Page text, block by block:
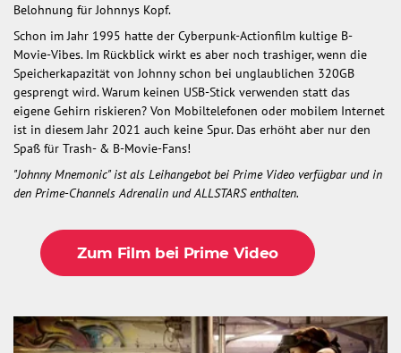
Belohnung für Johnnys Kopf.
Schon im Jahr 1995 hatte der Cyberpunk-Actionfilm kultige B-
Movie-Vibes. Im Rückblick wirkt es aber noch trashiger, wenn die
Speicherkapazität von Johnny schon bei unglaublichen 320GB
gesprengt wird. Warum keinen USB-Stick verwenden statt das
eigene Gehirn riskieren? Von Mobiltelefonen oder mobilem Internet
ist in diesem Jahr 2021 auch keine Spur. Das erhöht aber nur den
Spaß für Trash- & B-Movie-Fans!
"Johnny Mnemonic" ist als Leihangebot bei Prime Video verfügbar und in
den Prime-Channels Adrenalin und ALLSTARS enthalten.
Zum Film bei Prime Video